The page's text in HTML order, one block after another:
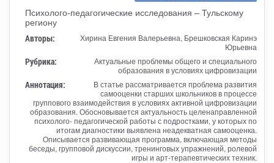
Психолого-педагогические исследования – Тульскому
региону
Авторы:
Хирина Евгения Валерьевна, Брешковская Каринэ
Юрьевна
Рубрика:
Актуальные проблемы общего и специального
образования в условиях цифровизации
Аннотация:
В статье рассматривается проблема развития
самооценки старших школьников в процессе
группового взаимодействия в условиях активной цифровизации
образования. Обосновывается актуальность целенаправленной
психолого- педагогической работы с подростками, у которых по
итогам диагностики выявлена неадекватная самооценка.
Описывается развивающая программа, включающая методы
беседы, групповой дискуссии, тренинговых упражнений, ролевой
игры и арт-терапевтических техник.